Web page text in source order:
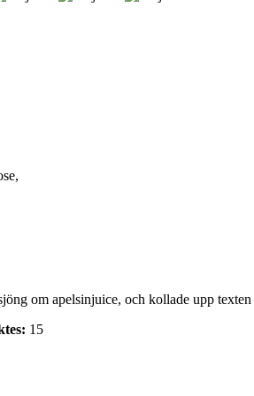
om apelsinjuice, och kollade upp texten
15